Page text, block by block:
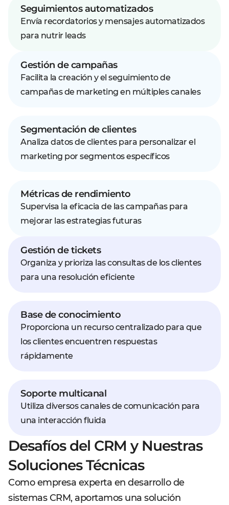
Seguimientos automatizados
Envía recordatorios y mensajes automatizados
para nutrir leads
Gestión de campañas
Facilita la creación y el seguimiento de
campañas de marketing en múltiples canales
Segmentación de clientes
Analiza datos de clientes para personalizar el
marketing por segmentos específicos
Métricas de rendimiento
Supervisa la eficacia de las campañas para
mejorar las estrategias futuras
Gestión de tickets
Organiza y prioriza las consultas de los clientes
para una resolución eficiente
Base de conocimiento
Proporciona un recurso centralizado para que
los clientes encuentren respuestas
rápidamente
Soporte multicanal
Utiliza diversos canales de comunicación para
una interacción fluida
Desafíos del CRM y Nuestras
Soluciones Técnicas
Como empresa experta en desarrollo de
sistemas CRM, aportamos una solución